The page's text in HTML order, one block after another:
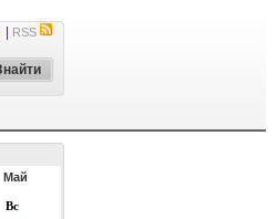
RSS
Май
Вс